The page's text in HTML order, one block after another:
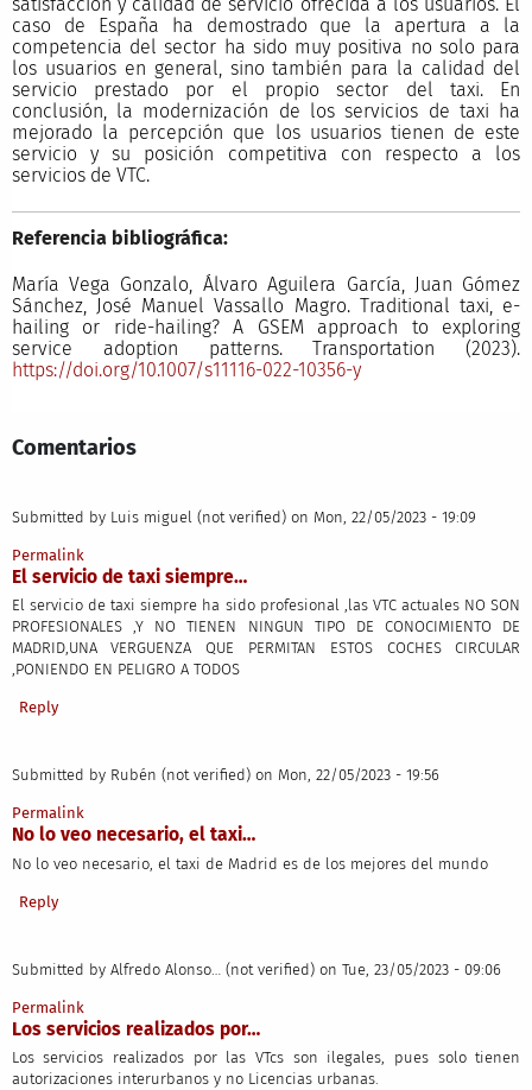
caso de España ha demostrado que la apertura a la
competencia del sector ha sido muy positiva no solo para
los usuarios en general, sino también para la calidad del
servicio prestado por el propio sector del taxi. En
conclusión, la modernización de los servicios de taxi ha
mejorado la percepción que los usuarios tienen de este
servicio y su posición competitiva con respecto a los
servicios de VTC.
Referencia bibliográfica:
María Vega Gonzalo, Álvaro Aguilera García, Juan Gómez
Sánchez, José Manuel Vassallo Magro. Traditional taxi, e-
hailing or ride-hailing? A GSEM approach to exploring
service adoption patterns. Transportation (2023).
https://doi.org/10.1007/s11116-022-10356-y
Comentarios
Submitted by Luis miguel (not verified) on Mon, 22/05/2023 - 19:09
Permalink
El servicio de taxi siempre…
El servicio de taxi siempre ha sido profesional ,las VTC actuales NO SON
PROFESIONALES ,Y NO TIENEN NINGUN TIPO DE CONOCIMIENTO DE
MADRID,UNA VERGUENZA QUE PERMITAN ESTOS COCHES CIRCULAR
,PONIENDO EN PELIGRO A TODOS
Reply
Submitted by Rubén (not verified) on Mon, 22/05/2023 - 19:56
Permalink
No lo veo necesario, el taxi…
No lo veo necesario, el taxi de Madrid es de los mejores del mundo
Reply
Submitted by Alfredo Alonso… (not verified) on Tue, 23/05/2023 - 09:06
Permalink
Los servicios realizados por…
Los servicios realizados por las VTcs son ilegales, pues solo tienen
autorizaciones interurbanos y no Licencias urbanas.